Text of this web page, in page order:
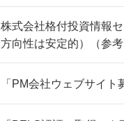
株式会社格付投資情報
方向性は安定的）（参
「PM会社ウェブサイト